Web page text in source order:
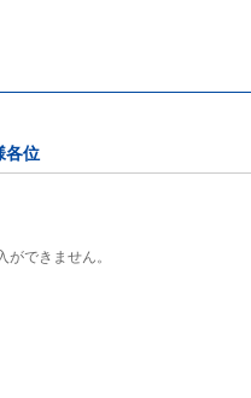
各位
できません。